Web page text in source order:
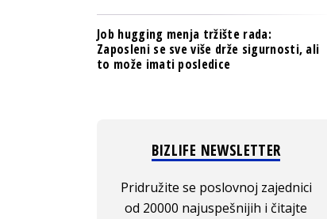
Job hugging menja tržište rada:
Zaposleni se sve više drže sigurnosti, ali
to može imati posledice
BIZLIFE NEWSLETTER
Pridružite se poslovnoj zajednici
od 20000 najuspešnijih i čitajte